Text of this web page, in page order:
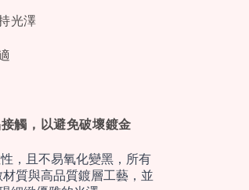
光澤
觸，以避免破壞鍍金
，且不易氧化變黑，所有
質與高品質鍍層工藝，並